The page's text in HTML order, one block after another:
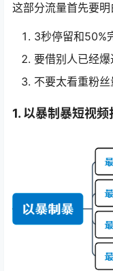
这部分流量首先要明
3秒停留和50%
要借别人已经
不要太看重粉
1. 以暴制暴短视频